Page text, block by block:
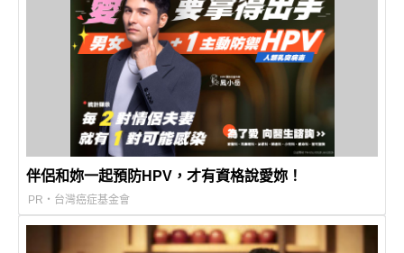
伴侶和妳一起預防HPV，才有資格說愛妳！
PR・台灣癌症基金會